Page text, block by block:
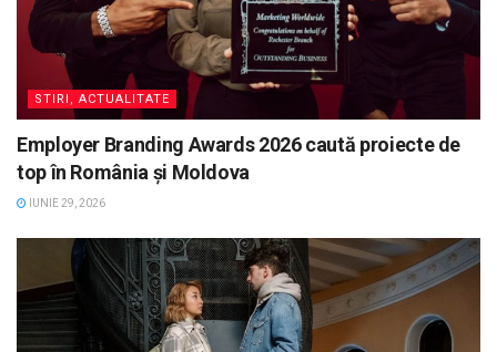
STIRI, ACTUALITATE
Employer Branding Awards 2026 caută proiecte de
top în România și Moldova
IUNIE 29, 2026